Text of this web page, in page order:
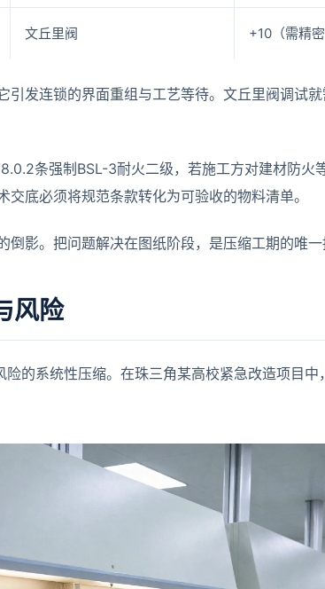
文丘里阀 +10（需精密
引发连锁的界面重组与工艺等待。文丘里阀调试
条强制BSL-3耐火二级，若施工方对建材防火
底必须将规范条款转化为可验收的物料清单。
影。把问题解决在图纸阶段，是压缩工期的唯一
风险
险的系统性压缩。在珠三角某高校紧急改造项目中